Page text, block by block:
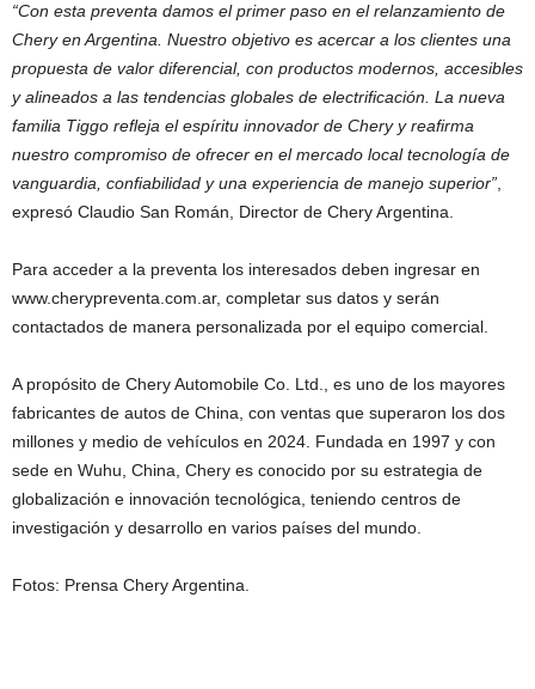
“Con esta preventa damos el primer paso en el relanzamiento de
Chery en Argentina. Nuestro objetivo es acercar a los clientes una
propuesta de valor diferencial, con productos modernos, accesibles
y alineados a las tendencias globales de electrificación. La nueva
familia Tiggo refleja el espíritu innovador de Chery y reafirma
nuestro compromiso de ofrecer en el mercado local tecnología de
vanguardia, confiabilidad y una experiencia de manejo superior”
expresó Claudio San Román, Director de Chery Argentina.
Para acceder a la preventa los interesados deben ingresar en
www.cherypreventa.com.ar, completar sus datos y serán
contactados de manera personalizada por el equipo comercial.
A propósito de Chery Automobile Co. Ltd., es uno de los mayores
fabricantes de autos de China, con ventas que superaron los dos
millones y medio de vehículos en 2024. Fundada en 1997 y con
sede en Wuhu, China, Chery es conocido por su estrategia de
globalización e innovación tecnológica, teniendo centros de
investigación y desarrollo en varios países del mundo.
Fotos: Prensa Chery Argentina.